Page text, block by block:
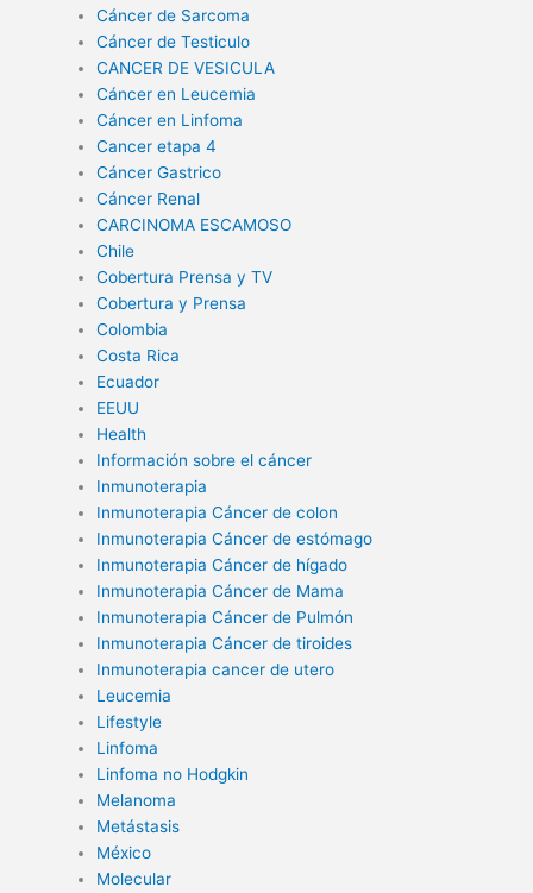
Cáncer de Sarcoma
Cáncer de Testiculo
CANCER DE VESICULA
Cáncer en Leucemia
Cáncer en Linfoma
Cancer etapa 4
Cáncer Gastrico
Cáncer Renal
CARCINOMA ESCAMOSO
Chile
Cobertura Prensa y TV
Cobertura y Prensa
Colombia
Costa Rica
Ecuador
EEUU
Health
Información sobre el cáncer
Inmunoterapia
Inmunoterapia Cáncer de colon
Inmunoterapia Cáncer de estómago
Inmunoterapia Cáncer de hígado
Inmunoterapia Cáncer de Mama
Inmunoterapia Cáncer de Pulmón
Inmunoterapia Cáncer de tiroides
Inmunoterapia cancer de utero
Leucemia
Lifestyle
Linfoma
Linfoma no Hodgkin
Melanoma
Metástasis
México
Molecular